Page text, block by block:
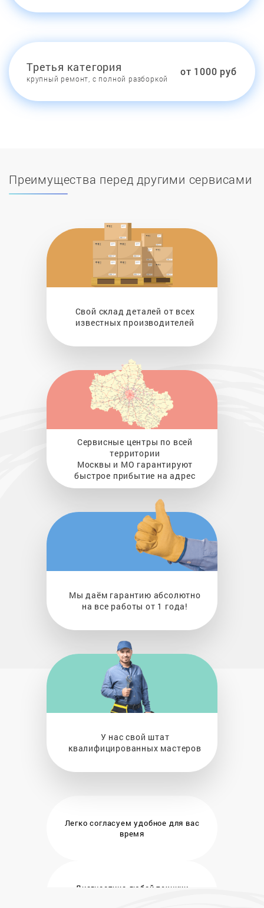
Третья категория
крупный ремонт, с полной разборкой
от 1000 руб
Преимущества перед другими сервисами
Свой склад деталей от всех
известных производителей
Сервисные центры по всей
территории
Москвы и МО гарантируют
быстрое прибытие на адрес
Мы даём гарантию абсолютно
на все работы от 1 года!
У нас свой штат
квалифицированных мастеров
Легко согласуем удобное для вас
время
Диагностика любой техники